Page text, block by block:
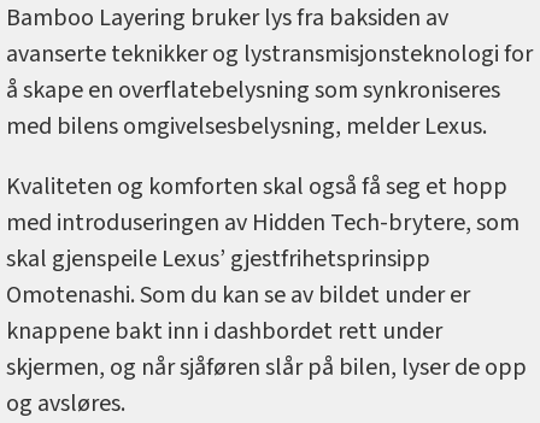
Bamboo Layering bruker lys fra baksiden av
avanserte teknikker og lystransmisjonsteknologi for
å skape en overflatebelysning som synkroniseres
med bilens omgivelsesbelysning, melder Lexus.
Kvaliteten og komforten skal også få seg et hopp
med introduseringen av Hidden Tech-brytere, som
skal gjenspeile Lexus’ gjestfrihetsprinsipp
Omotenashi. Som du kan se av bildet under er
knappene bakt inn i dashbordet rett under
skjermen, og når sjåføren slår på bilen, lyser de opp
og avsløres.